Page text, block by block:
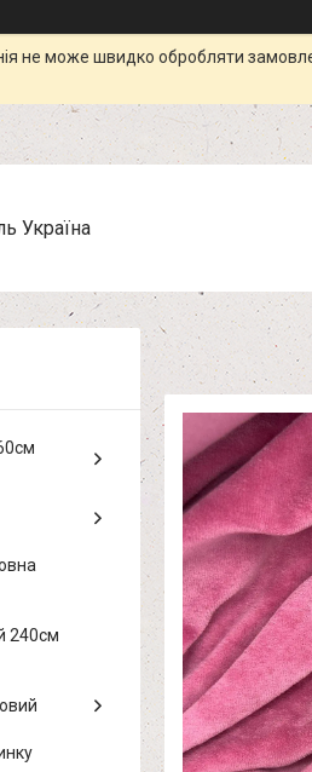
не може швидко обробляти
Україна
240см